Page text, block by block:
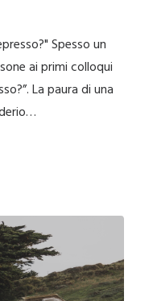
Spesso un
ai primi colloqui
La paura di una